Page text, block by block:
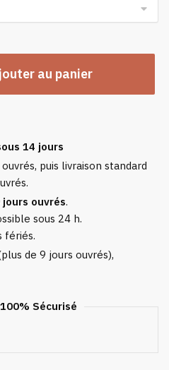
au panier
14 jours
puis livraison standard
jours ouvrés.
sous 24 h.
fériés.
de 9 jours ouvrés),
Sécurisé